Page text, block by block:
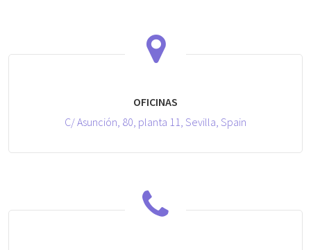
OFICINAS
C/ Asunción, 80, planta 11, Sevilla, Spain